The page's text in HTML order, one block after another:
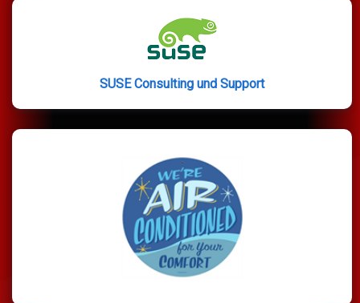
SUSE Consulting und Support